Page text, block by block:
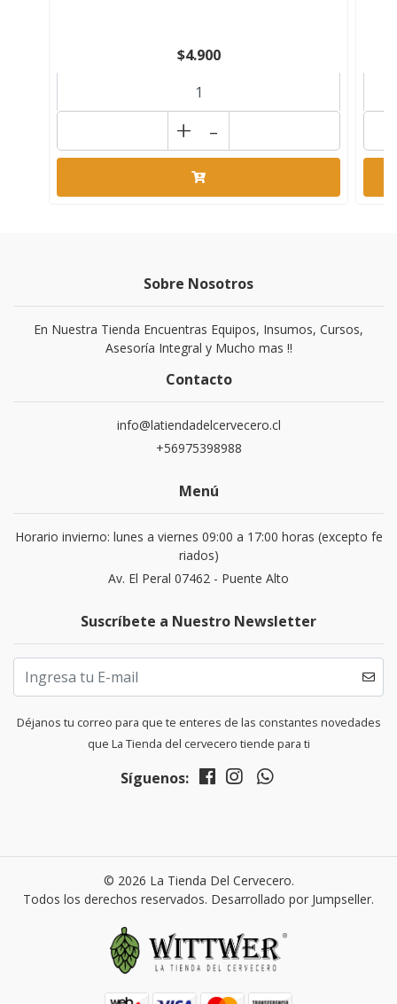
$4.900
+ -
Sobre Nosotros
En Nuestra Tienda Encuentras Equipos, Insumos, Cursos,
Asesoría Integral y Mucho mas !!
Contacto
info@latiendadelcervecero.cl
+56975398988
Menú
Horario invierno: lunes a viernes 09:00 a 17:00 horas (excepto fe
riados)
Av. El Peral 07462 - Puente Alto
Suscríbete a Nuestro Newsletter
Déjanos tu correo para que te enteres de las constantes novedades
que La Tienda del cervecero tiende para ti
Síguenos:
© 2026 La Tienda Del Cervecero.
Todos los derechos reservados. Desarrollado por Jumpseller.